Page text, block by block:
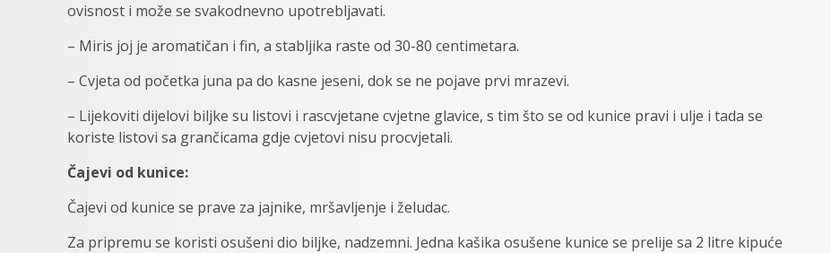
ovisnost i može se svakodnevno upotrebljavati.
– Miris joj je aromatičan i fin, a stabljika raste od 30-80 centimetara.
– Cvjeta od početka juna pa do kasne jeseni, dok se ne pojave prvi mrazevi.
– Lijekoviti dijelovi biljke su listovi i rascvjetane cvjetne glavice, s tim što se od kunice pravi i ulje i tada se
koriste listovi sa grančicama gdje cvjetovi nisu procvjetali.
Čajevi od kunice:
Čajevi od kunice se prave za jajnike, mršavljenje i želudac.
Za pripremu se koristi osušeni dio biljke, nadzemni. Jedna kašika osušene kunice se prelije sa 2 litre kipuće